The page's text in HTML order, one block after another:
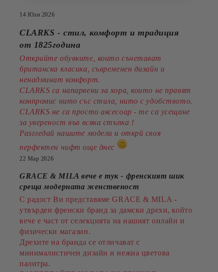
14 Юли 2026
CLARKS - стил, комфорт и традиция
от 1825година
Открийте обувките, които съчетават
британска класика, съвременен дизайн и
ненадминат комфорт.
CLARKS са напарвени за хора, които не правят
компромис нито със стила, нито с удобството.
CLARKS не са просто аксесоар - те са усещане
за увереност във всяка стъпка !
Разгледай нашите модели и открй своя
перфектен чифт още днес
22 Мар 2026
GRACE & MILA вече е тук - френският шик
среща модерната женственост
С радост Ви представяме GRACE & MILA -
утвърден френски бранд за дамски дрехи, който
вече е част от селекцията на нашият онлайн и
физически магазин.
Дрехите на бранда се отличават с
минималистичен дизайн и нежна цветова
палитра.